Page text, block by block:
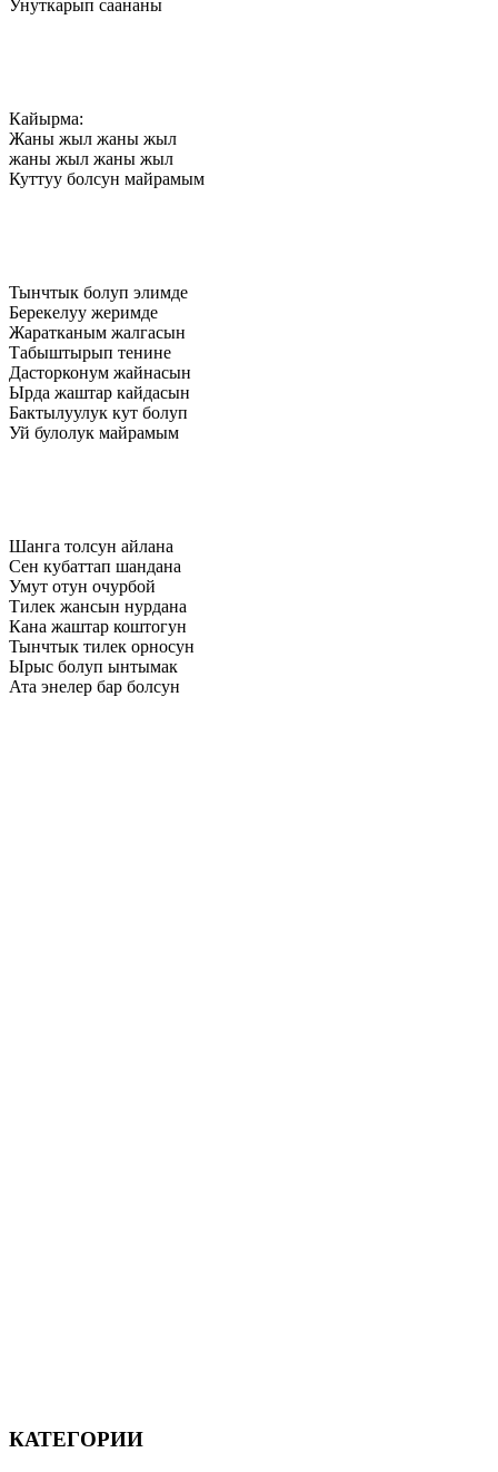
Унуткарып саананы
Кайырма:
Жаны жыл жаны жыл
жаны жыл жаны жыл
Куттуу болсун майрамым
Тынчтык болуп элимде
Берекелуу жеримде
Жаратканым жалгасын
Табыштырып тенине
Дасторконум жайнасын
Ырда жаштар кайдасын
Бактылуулук кут болуп
Уй булолук майрамым
Шанга толсун айлана
Сен кубаттап шандана
Умут отун очурбой
Тилек жансын нурдана
Кана жаштар коштогун
Тынчтык тилек орносун
Ырыс болуп ынтымак
Ата энелер бар болсун
КАТЕГОРИИ